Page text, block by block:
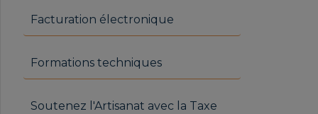
Facturation électronique
Formations techniques
Soutenez l'Artisanat avec la Taxe